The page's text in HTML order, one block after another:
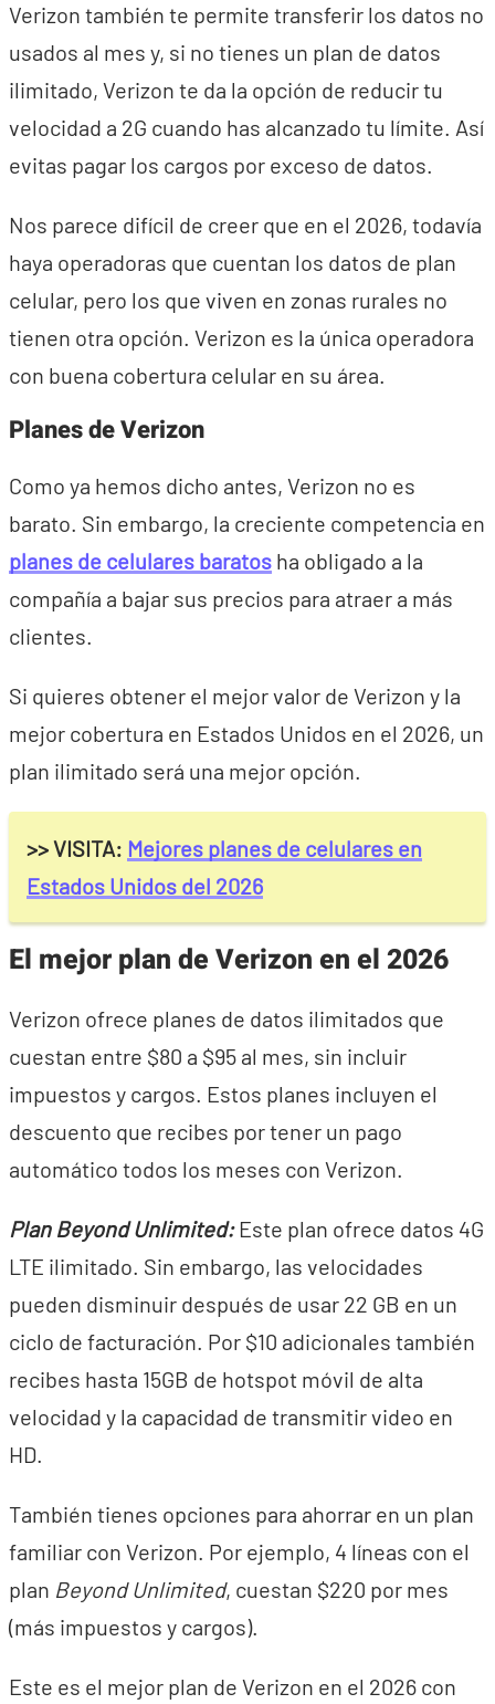
Verizon también te permite transferir los datos no
usados al mes y, si no tienes un plan de datos
ilimitado, Verizon te da la opción de reducir tu
velocidad a 2G cuando has alcanzado tu límite. Así
evitas pagar los cargos por exceso de datos.
Nos parece difícil de creer que en el 2026, todavía
haya operadoras que cuentan los datos de plan
celular, pero los que viven en zonas rurales no
tienen otra opción. Verizon es la única operadora
con buena cobertura celular en su área.
Planes de Verizon
Como ya hemos dicho antes, Verizon no es
barato. Sin embargo, la creciente competencia en
planes de celulares baratos ha obligado a la
compañía a bajar sus precios para atraer a más
clientes.
Si quieres obtener el mejor valor de Verizon y la
mejor cobertura en Estados Unidos en el 2026, un
plan ilimitado será una mejor opción.
>> VISITA: Mejores planes de celulares en
Estados Unidos del 2026
El mejor plan de Verizon en el 2026
Verizon ofrece planes de datos ilimitados que
cuestan entre $80 a $95 al mes, sin incluir
impuestos y cargos. Estos planes incluyen el
descuento que recibes por tener un pago
automático todos los meses con Verizon.
Plan Beyond Unlimited:Este plan ofrece datos 4G
LTE ilimitado. Sin embargo, las velocidades
pueden disminuir después de usar 22 GB en un
ciclo de facturación. Por $10 adicionales también
recibes hasta 15GB de hotspot móvil de alta
velocidad y la capacidad de transmitir video en
HD.
También tienes opciones para ahorrar en un plan
familiar con Verizon. Por ejemplo, 4 líneas con el
plan Beyond Unlimited, cuestan $220 por mes
(más impuestos y cargos).
Este es el mejor plan de Verizon en el 2026 con